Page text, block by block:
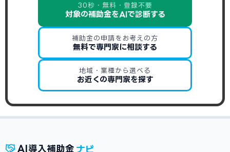
30秒・無料・登録不要
対象の補助金をAIで診断する
補助金の申請をお考えの方
無料で専門家に相談する
地域・業種から選べる
お近くの専門家を探す
AI 導入補助金 ナビ